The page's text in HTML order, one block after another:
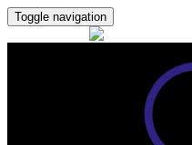
Toggle navigation